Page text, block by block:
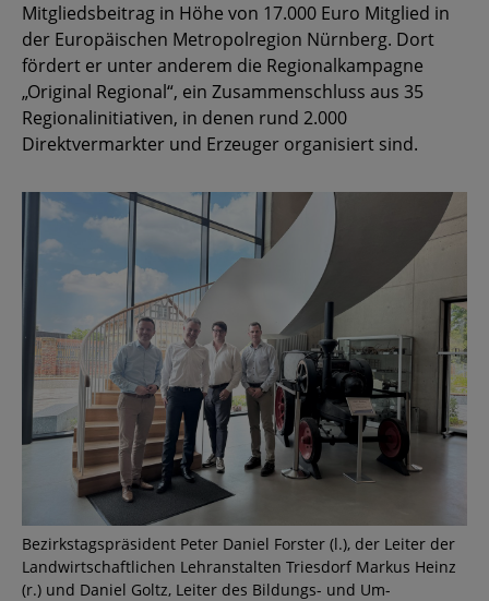
Mitgliedsbeitrag in Höhe von 17.000 Euro Mitglied in
der Europäischen Metropolregion Nürnberg. Dort
fördert er unter anderem die Regionalkampagne
„Original Regional“, ein Zusammenschluss aus 35
Regionalinitiativen, in denen rund 2.000
Direktvermarkter und Erzeuger organisiert sind.
Bezirkstagspräsident Peter Daniel Forster (l.), der Leiter der
Landwirtschaftlichen Lehranstalten Triesdorf Markus Heinz
(r.) und Daniel Goltz, Leiter des Bildungs- und Um-